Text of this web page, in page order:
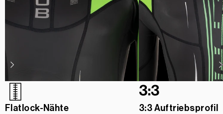
Flatlock-Nähte 3:3 Auftriebsprofil